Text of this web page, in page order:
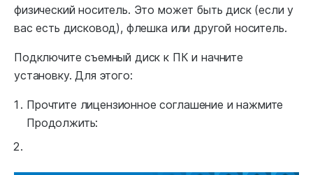
физический носитель. Это может быть диск (если у
вас есть дисковод), флешка или другой носитель.
Подключите съемный диск к ПК и начните
установку. Для этого:
Прочтите лицензионное соглашение и нажмите
Продолжить: